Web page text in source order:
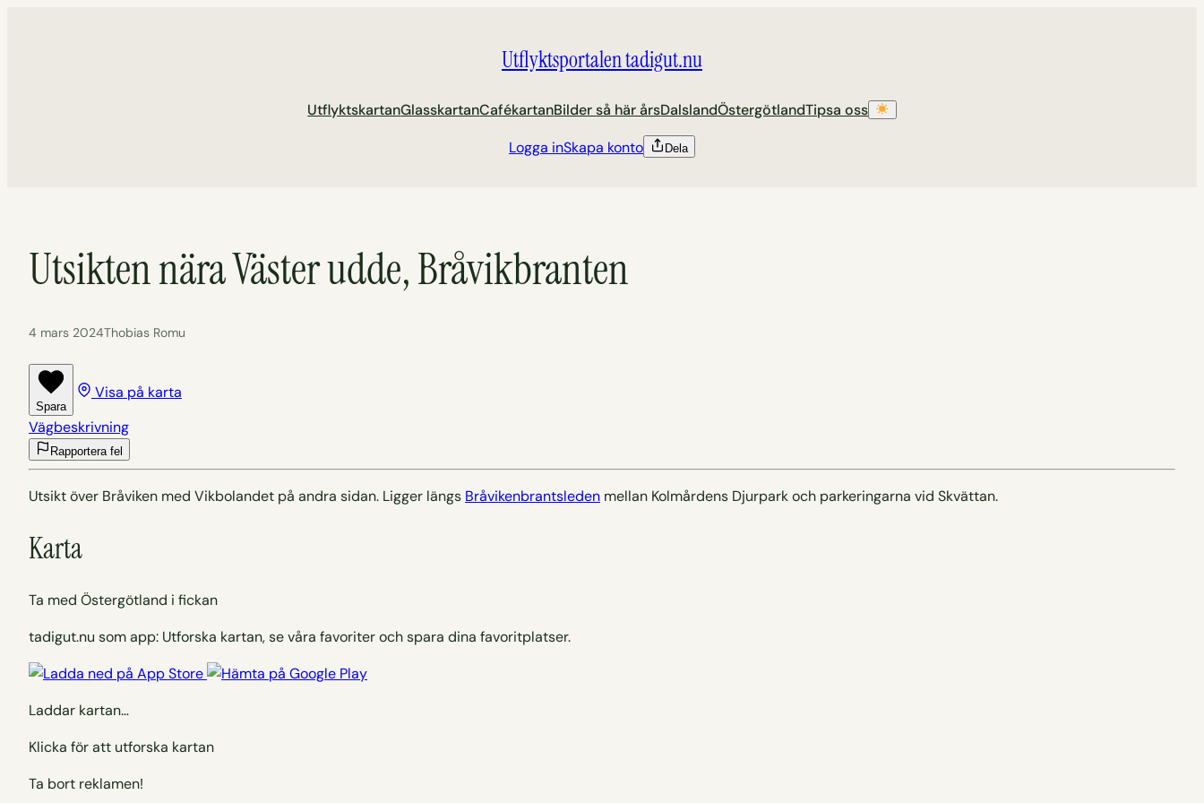
Utflyktsportalen tadigut.nu
UtflyktskartanGlasskartanCafékartanBilder så här årsDalslandÖstergötlandTipsa oss
Logga inSkapa konto Dela
Utsikten nära Väster udde, Bråvikbranten
4 mars 2024Thobias Romu
Spara
Visa på karta
Vägbeskrivning
Rapportera fel
Utsikt över Bråviken med Vikbolandet på andra sidan. Ligger längs Bråvikenbrantsleden mellan Kolmårdens Djurpark och parkeringarna vid Skvättan.
Karta
Ta med Östergötland i fickan
tadigut.nu som app: Utforska kartan, se våra favoriter och spara dina favoritplatser.
Laddar kartan…
Klicka för att utforska kartan
Ta bort reklamen!